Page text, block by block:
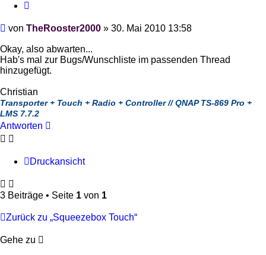
Beitrag
von TheRooster2000 » 30. Mai 2010 13:58
Okay, also abwarten...
Hab's mal zur Bugs/Wunschliste im passenden Thread
hinzugefügt.
Christian
Transporter + Touch + Radio + Controller // QNAP TS-869 Pro +
LMS 7.7.2
Antworten
Druckansicht
3 Beiträge • Seite 1 von 1
Zurück zu „Squeezebox Touch“
Gehe zu